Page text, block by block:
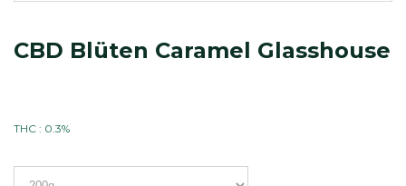
CBD Blüten Caramel Glasshouse
THC : 0.3%